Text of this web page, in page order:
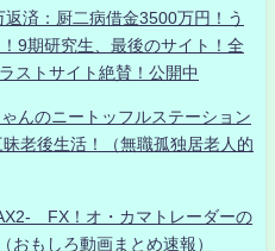
済：厨二病借金3500万円！う
9期研究生、最後のサイト！全
ストサイト絶賛！公開中
んのニートッフルステーション
老後生活！（無職孤独居老人的
FX！オ・カマトレーダーの
もしろ動画まとめ速報）